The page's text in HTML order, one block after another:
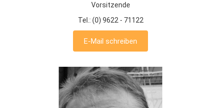
Vorsitzende
Tel.: (0) 9622 - 71122
E-Mail schreiben